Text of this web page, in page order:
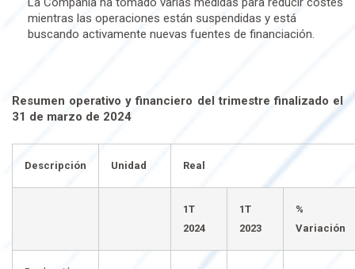
mientras las operaciones están suspendidas y está
buscando activamente nuevas fuentes de financiación.
Resumen operativo y financiero del trimestre finalizado el
31 de marzo de 2024
Descripción Unidad Real
1T
2024
1T
2023
%
Variación